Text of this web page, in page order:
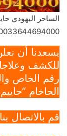
الساحر اليهودي
يسعدنا أن
للكشف
رقم الخاص
الحاخام
قم بالاتصال